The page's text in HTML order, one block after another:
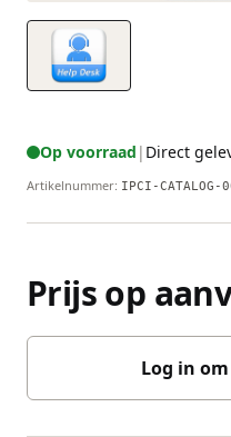
Op voorraad | Direct
Artikelnummer: IPCI-CATALOG-
Prijs op
Log in